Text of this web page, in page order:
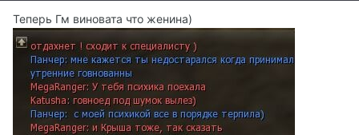
Теперь Гм виновата что женина)